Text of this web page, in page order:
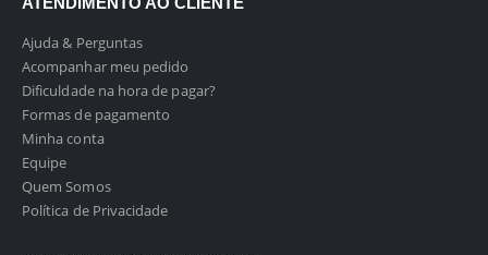
ATENDIMENTO AO CLIENTE
Ajuda & Perguntas
Acompanhar meu pedido
Dificuldade na hora de pagar?
Formas de pagamento
Minha conta
Equipe
Quem Somos
Política de Privacidade